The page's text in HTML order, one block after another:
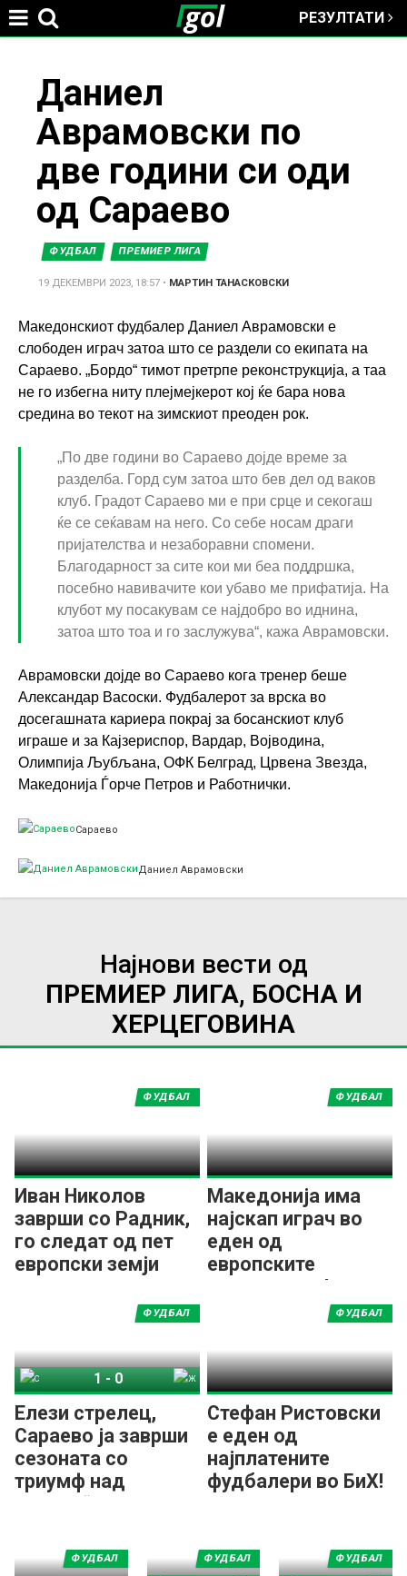
РЕЗУЛТАТИ
here
Даниел
Аврамовски по
две години си оди
од Сараево
ФУДБАЛ ПРЕМИЕР ЛИГА
19 ДЕКЕМВРИ 2023, 18:57 • МАРТИН ТАНАСКОВСКИ
Македонскиот фудбалер Даниел Аврамовски е
слободен играч затоа што се раздели со екипата на
Сараево. „Бордо“ тимот претрпе реконструкција, а таа
не го избегна ниту плејмејкерот кој ќе бара нова
средина во текот на зимскиот преоден рок.
„По две години во Сараево дојде време за
разделба. Горд сум затоа што бев дел од ваков
клуб. Градот Сараево ми е при срце и секогаш
ќе се сеќавам на него. Со себе носам драги
пријателства и незаборавни спомени.
Благодарност за сите кои ми беа поддршка,
посебно навивачите кои убаво ме прифатија. На
клубот му посакувам се најдобро во иднина,
затоа што тоа и го заслужува“, кажа Аврамовски.
Аврамовски дојде во Сараево кога тренер беше
Александар Васоски. Фудбалерот за врска во
досегашната кариера покрај за босанскиот клуб
играше и за Кајзериспор, Вардар, Војводина,
Олимпија Љубљана, ОФК Белград, Црвена Звезда,
Македонија Ѓорче Петров и Работнички.
Сараево
Даниел Аврамовски
Најнови вести од
ПРЕМИЕР ЛИГА, БОСНА И
ХЕРЦЕГОВИНА
Иван Николов
заврши со Радник,
го следат од пет
европски земји
ФУДБАЛ
Македонија има
најскап играч во
еден од
европските
шампионати!
ФУДБАЛ
Елези стрелец,
Сараево ја заврши
сезоната со
триумф над
„Жељо“!
ФУДБАЛ
1-0
Стефан Ристовски
е еден од
најплатените
фудбалери во БиХ!
ФУДБАЛ
ФУДБАЛ ФУДБАЛ ФУДБАЛ